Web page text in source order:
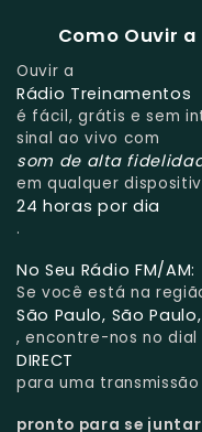
Como Ouvir a
Ouvir a
Rádio Treinamentos
é fácil, grátis e sem
sinal ao vivo com
som de alta
em qualquer
24 horas por dia
.
No Seu Rádio FM/AM:
Se você está na
São Paulo, São
, encontre-nos no dial
DIRECT
para uma
pronto para se